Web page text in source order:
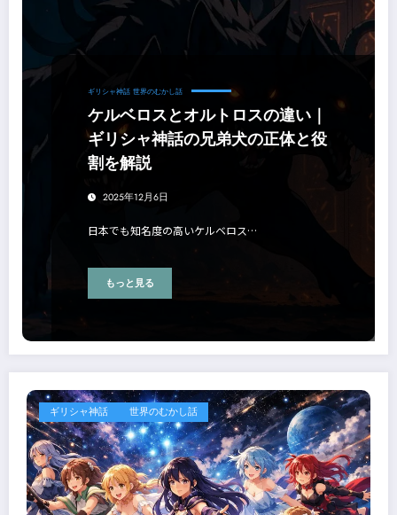
ギリシャ神話 世界のむかし話
ケルベロスとオルトロスの違い｜
ギリシャ神話の兄弟犬の正体と役
割を解説
2025年12月6日
日本でも知名度の高いケルベロス…
もっと見る
ギリシャ神話 世界のむかし話